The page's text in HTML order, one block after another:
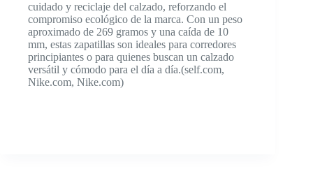
cuidado y reciclaje del calzado, reforzando el
compromiso ecológico de la marca. Con un peso
aproximado de 269 gramos y una caída de 10
mm, estas zapatillas son ideales para corredores
principiantes o para quienes buscan un calzado
versátil y cómodo para el día a día.(self.com,
Nike.com, Nike.com)